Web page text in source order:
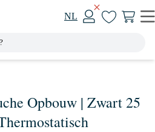
NL
Opbouw | Zwart 25